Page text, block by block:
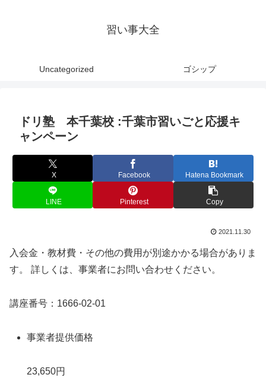
習い事大全
Uncategorized ゴシップ
ドリ塾 本千葉校 :千葉市習いごと応援キ
ャンペーン
X Facebook Hatena Bookmark
LINE Pinterest Copy
2021.11.30
入会金・教材費・その他の費用が別途かかる場合がありま
す。 詳しくは、事業者にお問い合わせください。
講座番号：1666-02-01
事業者提供価格
23,650円